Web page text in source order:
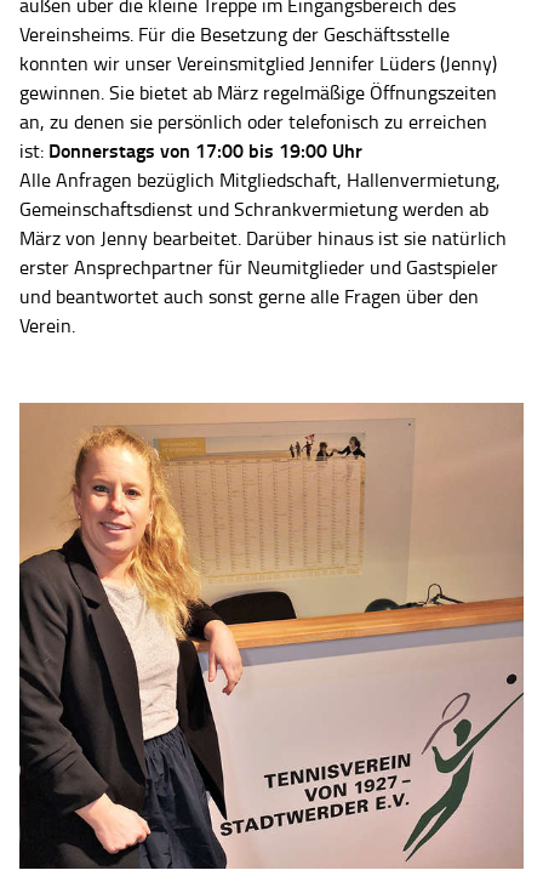
außen über die kleine Treppe im Eingangsbereich des
Vereinsheims. Für die Besetzung der Geschäftsstelle
konnten wir unser Vereinsmitglied Jennifer Lüders (Jenny)
gewinnen. Sie bietet ab März regelmäßige Öffnungszeiten
an, zu denen sie persönlich oder telefonisch zu erreichen
ist: Donnerstags von 17:00 bis 19:00 Uhr
Alle Anfragen bezüglich Mitgliedschaft, Hallenvermietung,
Gemeinschaftsdienst und Schrankvermietung werden ab
März von Jenny bearbeitet. Darüber hinaus ist sie natürlich
erster Ansprechpartner für Neumitglieder und Gastspieler
und beantwortet auch sonst gerne alle Fragen über den
Verein.